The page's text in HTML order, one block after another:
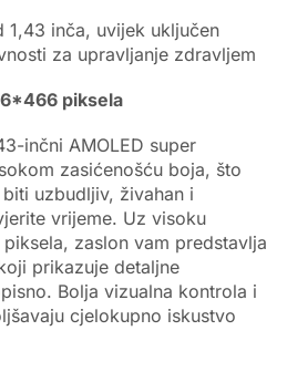
1,43 inča, uvijek uključen
za upravljanje zdravljem
piksela
inčni AMOLED super
zasićenošću boja, što
uzbudljiv, živahan i
vrijeme. Uz visoku
zaslon vam predstavlja
prikazuje detaljne
Bolja vizualna kontrola i
cjelokupno iskustvo